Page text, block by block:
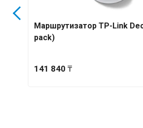
Маршрутизатор TP-Link
pack)
141 840 ₸